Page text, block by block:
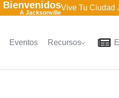
Bienvenidos
A Jacksonville
Vive Tu Ciudad
Eventos Recursos